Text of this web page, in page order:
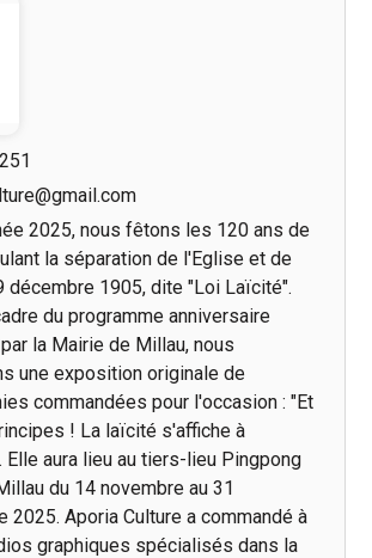
2025, nous fêtons les 120 ans de
la séparation de l'Eglise et de
décembre 1905, dite "Loi Laïcité".
du programme anniversaire
la Mairie de Millau, nous
une exposition originale de
commandées pour l'occasion : "Et
! La laïcité s'affiche à
Elle aura lieu au tiers-lieu Pingpong
du 14 novembre au 31
2025. Aporia Culture a commandé à
graphiques spécialisés dans la